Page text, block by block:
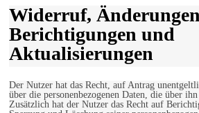
Widerruf,
Berichtigungen und
Aktualisierungen
Der Nutzer hat das Recht, auf Antrag
über die personenbezogenen Daten, die über
Zusätzlich hat der Nutzer das Recht auf